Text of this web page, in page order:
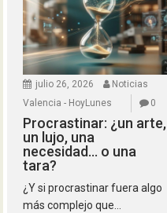
julio 26, 2026
Noticias
Valencia - HoyLunes
0
Procrastinar: ¿un arte,
un lujo, una
necesidad… o una
tara?
¿Y si procrastinar fuera algo
más complejo que...